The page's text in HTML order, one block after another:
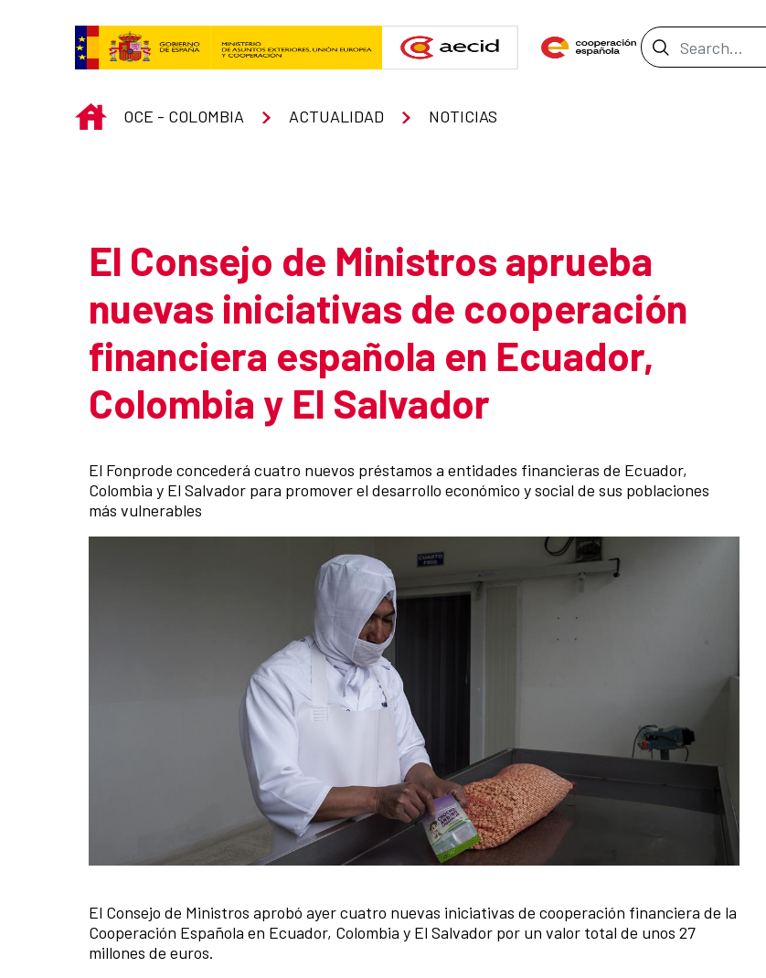
Search Bar
INICIO
OCE - COLOMBIA ACTUALIDAD NOTICIAS
El Consejo de Ministros aprueba
nuevas iniciativas de cooperación
financiera española en Ecuador,
Colombia y El Salvador
El Fonprode concederá cuatro nuevos préstamos a entidades financieras de Ecuador,
Colombia y El Salvador para promover el desarrollo económico y social de sus poblaciones
más vulnerables
News content
El Consejo de Ministros aprobó ayer cuatro nuevas iniciativas de cooperación financiera de la
Cooperación Española en Ecuador, Colombia y El Salvador por un valor total de unos 27
millones de euros.